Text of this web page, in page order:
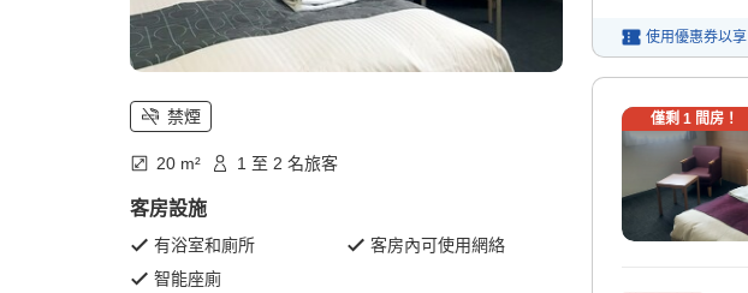
禁煙
20 m² 1 至 2 名旅客
客房設施
有浴室和廁所
客房內可使用網絡
智能座廁
使用優惠券以享
僅剩 1間房！